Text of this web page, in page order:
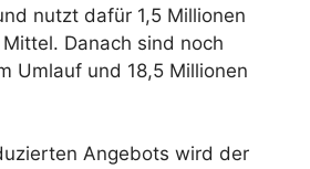
nutzt dafür 1,5 Millionen
Danach sind noch
Umlauf und 18,5 Millionen
Angebots wird der